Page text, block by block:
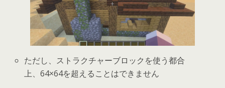
ただし、ストラクチャーブロックを使う都合
上、64×64を超えることはできません